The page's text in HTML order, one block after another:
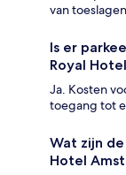
van
Is er
Royal
Ja. Kosten
toegang tot
Wat zijn
Hotel